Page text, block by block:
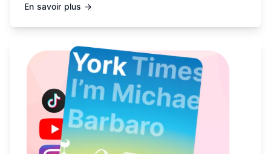
En savoir plus →
En savoir plus sur Liste de questions pour interviews